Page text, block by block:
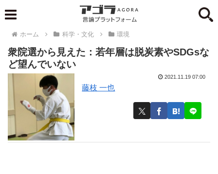
ホーム 科学・文化 環境
衆院選から見えた：若年層は脱炭素やSDGsな
ど望んでいない
藤枝 一也
2021.11.19 07:00